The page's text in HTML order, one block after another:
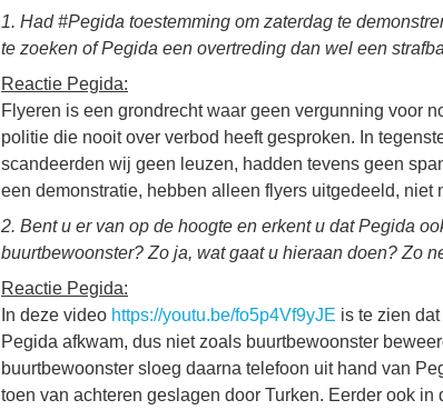
1. Had #Pegida toestemming om zaterdag te
te zoeken of Pegida een overtreding dan wel een
Reactie Pegida:
Flyeren is een grondrecht waar geen vergunning voor
politie die nooit over verbod heeft gesproken. In
scandeerden wij geen leuzen, hadden tevens geen
een demonstratie, hebben alleen flyers uitgedeeld, niet
2. Bent u er van op de hoogte en erkent u dat Pegida
buurtbewoonster? Zo ja, wat gaat u hieraan doen? Zo
Reactie Pegida:
In deze video https://youtu.be/fo5p4Vf9yJE is te zien
Pegida afkwam, dus niet zoals buurtbewoonster
buurtbewoonster sloeg daarna telefoon uit hand van
toen van achteren geslagen door Turken. Eerder ook